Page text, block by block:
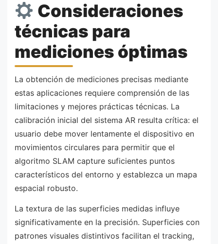
Consideraciones
técnicas para
mediciones óptimas
La obtención de mediciones precisas mediante
estas aplicaciones requiere comprensión de las
limitaciones y mejores prácticas técnicas. La
calibración inicial del sistema AR resulta crítica: el
usuario debe mover lentamente el dispositivo en
movimientos circulares para permitir que el
algoritmo SLAM capture suficientes puntos
característicos del entorno y establezca un mapa
espacial robusto.
La textura de las superficies medidas influye
significativamente en la precisión. Superficies con
patrones visuales distintivos facilitan el tracking,